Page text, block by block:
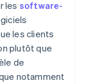
les software-
les clients
plutôt que
de
notamment